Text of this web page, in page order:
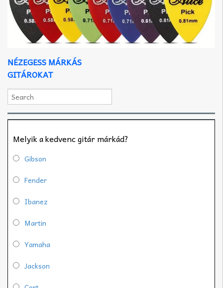
NÉZEGESS MÁRKÁS
GITÁROKAT
Melyik a kedvenc gitár márkád?
Gibson
Fender
Ibanez
Martin
Yamaha
Jackson